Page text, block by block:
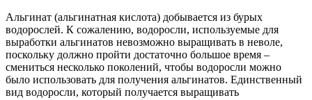
Альгинат (альгинатная кислота) добывается из бурых
водорослей. К сожалению, водоросли, используемые для
выработки альгинатов невозможно выращивать в неволе,
поскольку должно пройти достаточно большое время –
смениться несколько поколений, чтобы водоросли можно
было использовать для получения альгинатов. Единственный
вид водоросли, который получается выращивать